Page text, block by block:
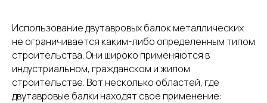
Использование двутавровых балок металлических
не ограничивается каким-либо определенным типом
строительства. Они широко применяются в
индустриальном, гражданском и жилом
строительстве. Вот несколько областей, где
двутавровые балки находят свое применение: